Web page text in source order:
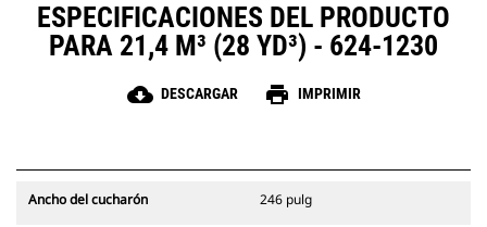
ESPECIFICACIONES DEL PRODUCTO
PARA 21,4 M³ (28 YD³) - 624-1230
cloud_download DESCARGAR print IMPRIMIR
Ancho del cucharón 246 pulg